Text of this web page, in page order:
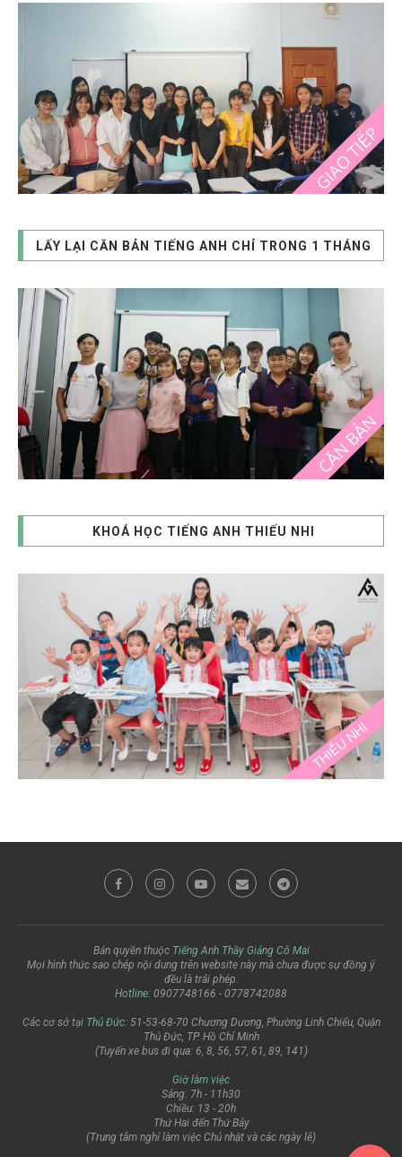
LẤY LẠI CĂN BẢN TIẾNG ANH CHỈ TRONG 1 THÁNG
KHOÁ HỌC TIẾNG ANH THIẾU NHI
Bản quyền thuộc Tiếng Anh Thầy Giảng Cô Mai
Mọi hình thức sao chép nội dung trên website này mà chưa được sự đồng ý
đều là trái phép.
Hotline: 0907748166 - 0778742088
Các cơ sở tại Thủ Đức: 51-53-68-70 Chương Dương, Phường Linh Chiểu, Quận
Thủ Đức, TP. Hồ Chí Minh
(Tuyến xe bus đi qua: 6, 8, 56, 57, 61, 89, 141)
Giờ làm việc
Sáng: 7h - 11h30
Chiều: 13 - 20h
Thứ Hai đến Thứ Bảy
(Trung tâm nghỉ làm việc Chủ nhật và các ngày lễ)